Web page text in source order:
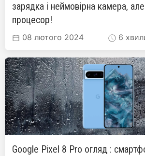
зарядка і неймовірна камера,
процесор!
08 лютого 2024 6
Google Pixel 8 Pro огляд :